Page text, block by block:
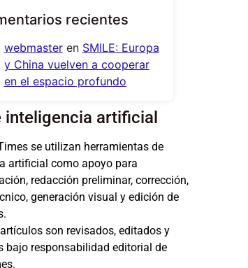
recientes
webmasteren SMILE: Europa
y China vuelven a cooperar
en el espacio profundo
inteligencia artificial
se utilizan herramientas de
artificial como apoyo para
redacción preliminar, corrección,
generación visual y edición de
son revisados, editados y
bajo responsabilidad editorial de